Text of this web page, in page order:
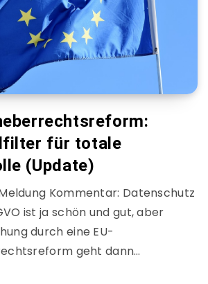
für totale
(Update)
Kommentar: Datenschutz
ist ja schön und gut, aber
durch eine EU-
geht dann…